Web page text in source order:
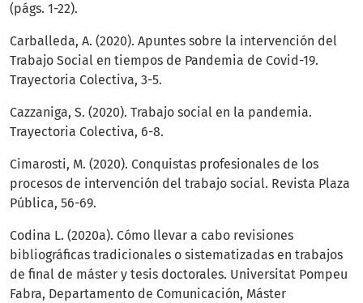
(págs. 1-22).
Carballeda, A. (2020). Apuntes sobre la intervención del
Trabajo Social en tiempos de Pandemia de Covid-19.
Trayectoria Colectiva, 3-5.
Cazzaniga, S. (2020). Trabajo social en la pandemia.
Trayectoria Colectiva, 6-8.
Cimarosti, M. (2020). Conquistas profesionales de los
procesos de intervención del trabajo social. Revista Plaza
Pública, 56-69.
Codina L. (2020a). Cómo llevar a cabo revisiones
bibliográficas tradicionales o sistematizadas en trabajos
de final de máster y tesis doctorales. Universitat Pompeu
Fabra, Departamento de Comunicación, Máster